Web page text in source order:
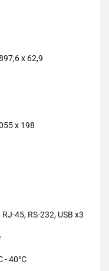
x 62,9
x 198
45, RS-232, USB x3
- 40°C